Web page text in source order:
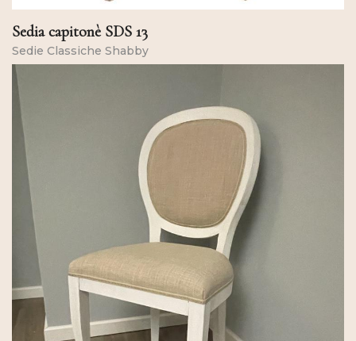
Sedia capitonè SDS 13
Sedie Classiche Shabby